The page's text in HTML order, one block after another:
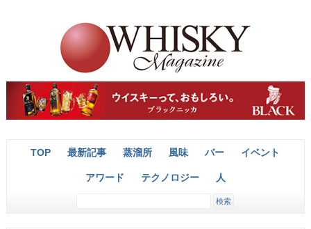
TOP 最新記事 蒸溜所 風味 バー イベント
アワード テクノロジー 人